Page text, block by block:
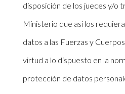
disposición de los jueces y/o
Ministerio que así los
datos a las Fuerzas y
virtud a lo dispuesto en la
protección de datos